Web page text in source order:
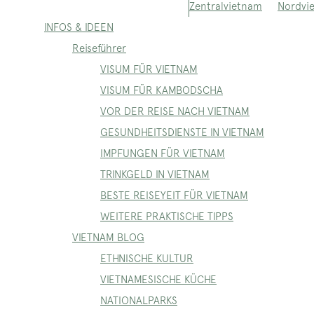
Zentralvietnam
INFOS & IDEEN
Reiseführer
VISUM FÜR VIETNAM
VISUM FÜR KAMBODSCHA
VOR DER REISE NACH VIETNAM
GESUNDHEITSDIENSTE IN VIETNAM
IMPFUNGEN FÜR VIETNAM
TRINKGELD IN VIETNAM
BESTE REISEYEIT FÜR VIETNAM
WEITERE PRAKTISCHE TIPPS
VIETNAM BLOG
ETHNISCHE KULTUR
VIETNAMESISCHE KÜCHE
NATIONALPARKS